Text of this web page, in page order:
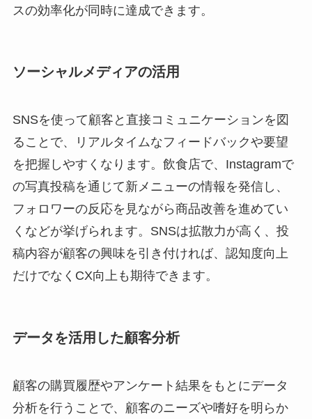
スの効率化が同時に達成できます。
ソーシャルメディアの活用
SNSを使って顧客と直接コミュニケーションを図
ることで、リアルタイムなフィードバックや要望
を把握しやすくなります。飲食店で、Instagramで
の写真投稿を通じて新メニューの情報を発信し、
フォロワーの反応を見ながら商品改善を進めてい
くなどが挙げられます。SNSは拡散力が高く、投
稿内容が顧客の興味を引き付ければ、認知度向上
だけでなくCX向上も期待できます。
データを活用した顧客分析
顧客の購買履歴やアンケート結果をもとにデータ
分析を行うことで、顧客のニーズや嗜好を明らか